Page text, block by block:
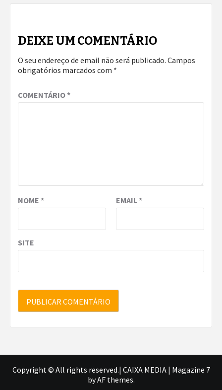
DEIXE UM COMENTÁRIO
O seu endereço de email não será publicado. Campos
obrigatórios marcados com *
COMENTÁRIO*
NOME * EMAIL*
SITE
Copyright © All rights reserved.| CAIXA MEDIA | Magazine 7
by AF themes.